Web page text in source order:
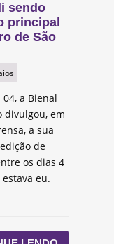
sendo
principal
de São
a Bienal
divulgou, em
a sua
de
os dias 4
eu.